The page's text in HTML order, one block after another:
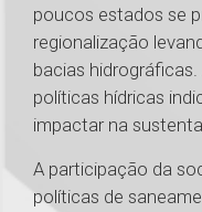
poucos estados se
regionalização
bacias
políticas hídricas
impactar na
A participação da
políticas de